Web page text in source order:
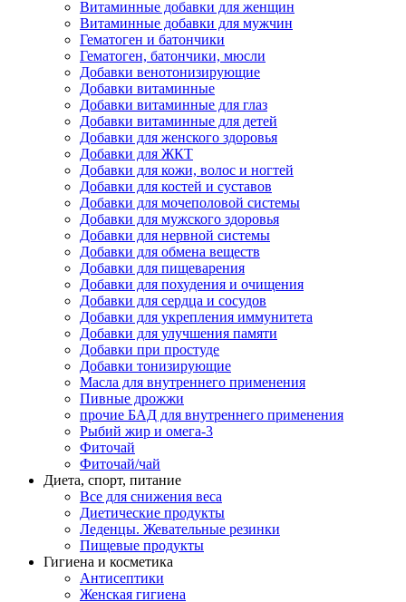
Витаминные добавки для женщин
Витаминные добавки для мужчин
Гематоген и батончики
Гематоген, батончики, мюсли
Добавки венотонизирующие
Добавки витаминные
Добавки витаминные для глаз
Добавки витаминные для детей
Добавки для женского здоровья
Добавки для ЖКТ
Добавки для кожи, волос и ногтей
Добавки для костей и суставов
Добавки для мочеполовой системы
Добавки для мужского здоровья
Добавки для нервной системы
Добавки для обмена веществ
Добавки для пищеварения
Добавки для похудения и очищения
Добавки для сердца и сосудов
Добавки для укрепления иммунитета
Добавки для улучшения памяти
Добавки при простуде
Добавки тонизирующие
Масла для внутреннего применения
Пивные дрожжи
прочие БАД для внутреннего применения
Рыбий жир и омега-3
Фиточай
Фиточай/чай
Диета, спорт, питание
Все для снижения веса
Диетические продукты
Леденцы. Жевательные резинки
Пищевые продукты
Гигиена и косметика
Антисептики
Женская гигиена